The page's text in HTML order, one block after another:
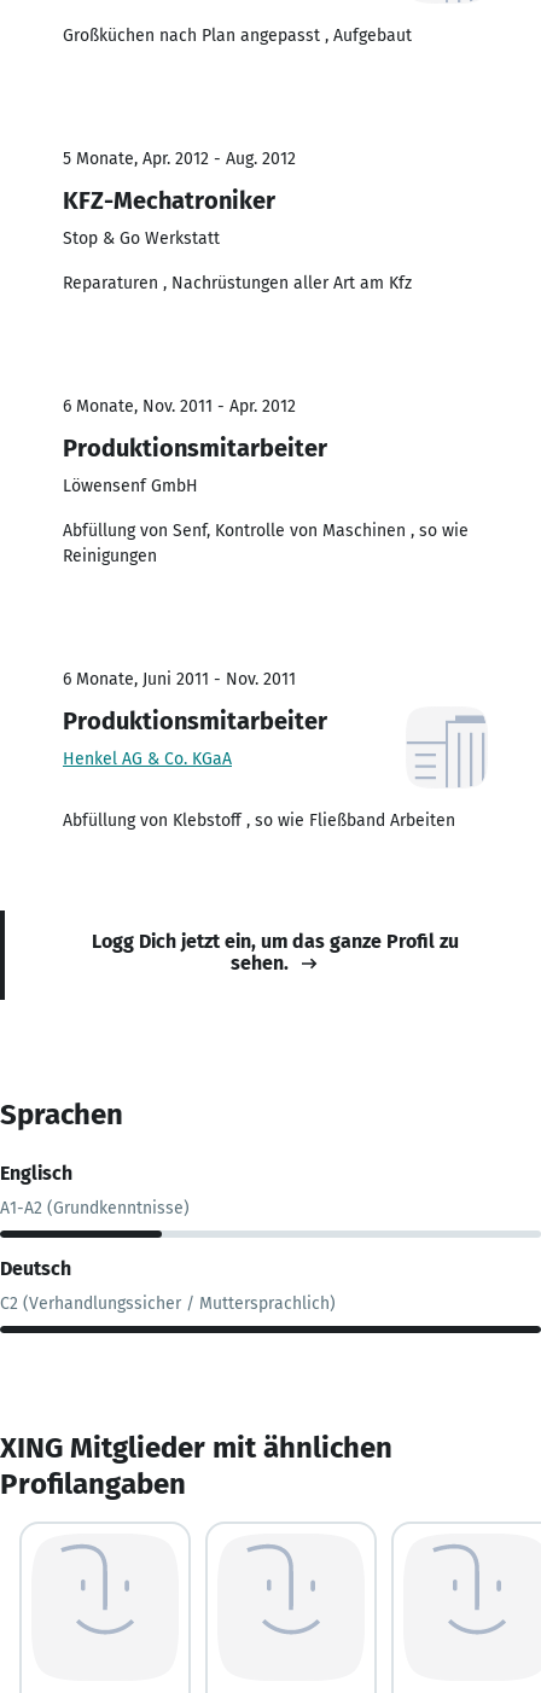
Großküchen nach Plan angepasst , Aufgebaut
5 Monate, Apr. 2012 - Aug. 2012
KFZ-Mechatroniker
Stop & Go Werkstatt
Reparaturen , Nachrüstungen aller Art am Kfz
6 Monate, Nov. 2011 - Apr. 2012
Produktionsmitarbeiter
Löwensenf GmbH
Abfüllung von Senf, Kontrolle von Maschinen , so wie
Reinigungen
6 Monate, Juni 2011 - Nov. 2011
Produktionsmitarbeiter
Henkel AG & Co. KGaA
Abfüllung von Klebstoff , so wie Fließband Arbeiten
Logg Dich jetzt ein, um das ganze Profil zu
sehen.
Sprachen
Englisch
A1-A2 (Grundkenntnisse)
Deutsch
C2 (Verhandlungssicher / Muttersprachlich)
XING Mitglieder mit ähnlichen
Profilangaben